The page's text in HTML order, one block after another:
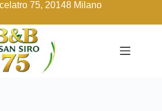
75, 20148 Milano